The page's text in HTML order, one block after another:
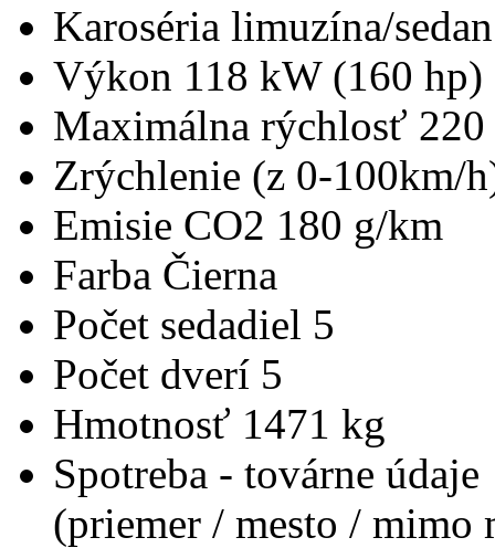
Karoséria limuzína/sedan
Výkon 118 kW (160 hp)
Maximálna rýchlosť
Zrýchlenie (z 0-100km/
Emisie CO2 180 g/km
Farba Čierna
Počet sedadiel 5
Počet dverí 5
Hmotnosť 1471 kg
Spotreba - továrne údaje
(priemer / mesto / mimo